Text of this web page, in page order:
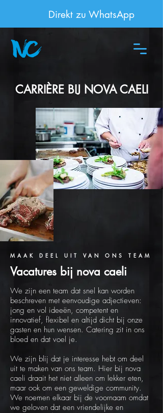
Direkt zu WhatsApp
CARRIÈRE BIJ NOVA CAELI
MAAK DEEL UIT VAN ONS TEAM
Vacatures bij nova caeli
We zijn een team dat snel kan worden
beschreven met eenvoudige adjectieven:
jong en vol ideeën, competent en
innovatief, flexibel en altijd dicht bij onze
gasten en hun wensen. Catering zit in ons
bloed en dat voel je.
We zijn blij dat je interesse hebt om deel
uit te maken van ons team. Hier bij nova
caeli draait het niet alleen om lekker eten,
maar ook om een geweldige community.
We noemen elkaar bij de voornaam omdat
we geloven dat een vriendelijke en